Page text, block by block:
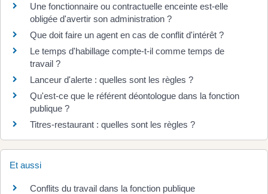
Une fonctionnaire ou contractuelle enceinte est-elle
obligée d'avertir son administration ?
Que doit faire un agent en cas de conflit d'intérêt ?
Le temps d'habillage compte-t-il comme temps de
travail ?
Lanceur d'alerte : quelles sont les règles ?
Qu'est-ce que le référent déontologue dans la fonction
publique ?
Titres-restaurant : quelles sont les règles ?
Et aussi
Conflits du travail dans la fonction publique